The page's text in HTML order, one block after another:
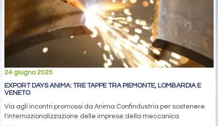
24 giugno 2025
EXPORT DAYS ANIMA: TRE TAPPE TRA PIEMONTE, LOMBARDIA E
VENETO
Via agli incontri promossi da Anima Confindustria per sostenere
l'internazionalizzazione delle imprese della meccanica